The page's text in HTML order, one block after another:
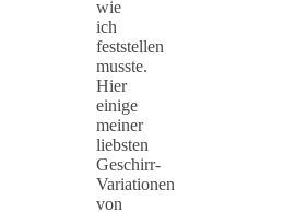
wie
ich
feststellen
musste.
Hier
einige
meiner
liebsten
Geschirr-
Variationen
von